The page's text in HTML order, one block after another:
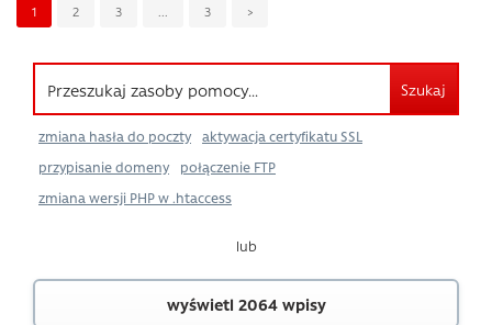
1 2 3 ... 3 >
Szukaj
zmiana hasła do poczty
aktywacja certyfikatu SSL
przypisanie domeny
połączenie FTP
zmiana wersji PHP w .htaccess
lub
wyświetl 2064 wpisy